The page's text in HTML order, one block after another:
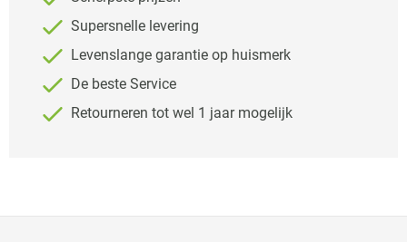
Supersnelle levering
Levenslange garantie op huismerk
De beste Service
Retourneren tot wel 1 jaar mogelijk